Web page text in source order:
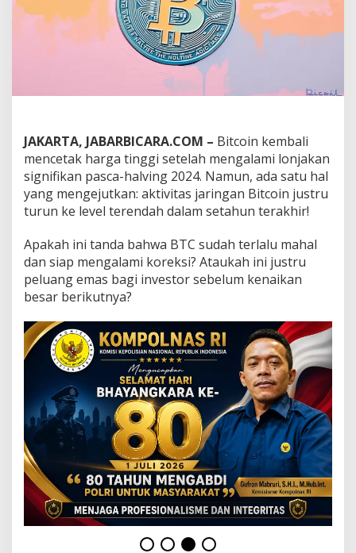
n
a
i
k
%
U
s
a
H
l
v
n
0
2
4
,
A
p
a
k
a
h
S
u
d
a
h
O
JAKARTA, JABARBICARA.COM – Bitcoin kembali
mencetak harga tinggi setelah mengalami lonjakan
signifikan pasca-halving 2024. Namun, ada satu hal
yang mengejutkan: aktivitas jaringan Bitcoin justru
turun ke level terendah dalam setahun terakhir!
Apakah ini tanda bahwa BTC sudah terlalu mahal
dan siap mengalami koreksi? Ataukah ini justru
peluang emas bagi investor sebelum kenaikan
besar berikutnya?